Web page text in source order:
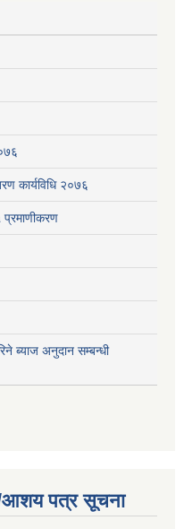
कार्यविधि २०७६
ब्याज अनुदान सम्बन्धी
आशय पत्र सूचना